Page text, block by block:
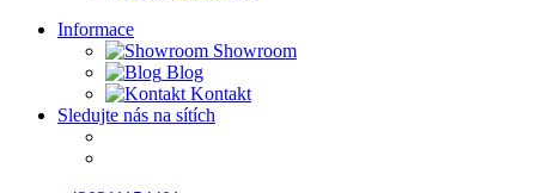
Informace
Showroom
Blog
Kontakt
Sledujte nás na sítích